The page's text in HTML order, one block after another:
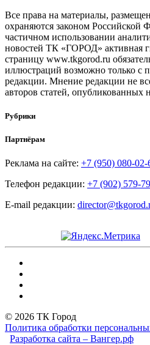
Все права на материалы,
охраняются законом
частичном использовании
новостей ТК «ГОРОД» активная
страницу www.tkgorod.ru
иллюстраций возможно только с
редакции. Мнение редакции не
авторов статей, опубликованных
Рубрики
Партнёрам
Реклама на сайте: +7 (950) 080-02-
Телефон редакции: +7 (902) 579-
E-mail редакции:
© 2026 ТК Город
Политика обработки
Разработка сайта – Вангер.рф